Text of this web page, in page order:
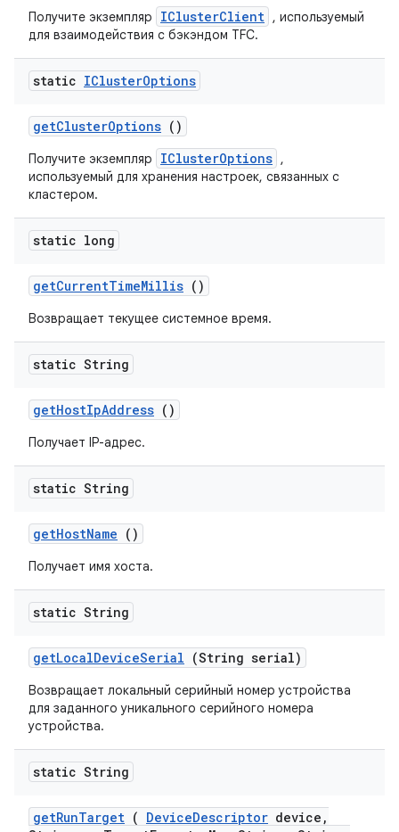
Получите экземпляр IClusterClient , используемый
для взаимодействия с бэкэндом TFC.
static IClusterOptions
getClusterOptions ()
Получите экземпляр IClusterOptions ,
используемый для хранения настроек, связанных с
кластером.
static long
getCurrentTimeMillis ()
Возвращает текущее системное время.
static String
getHostIpAddress ()
Получает IP-адрес.
static String
getHostName ()
Получает имя хоста.
static String
getLocalDeviceSerial (String serial)
Возвращает локальный серийный номер устройства
для заданного уникального серийного номера
устройства.
static String
getRunTarget ( DeviceDescriptor device ,